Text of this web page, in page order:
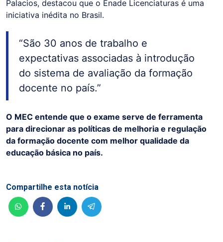
Palacios, destacou que o Enade Licenciaturas é uma
iniciativa inédita no Brasil.
“São 30 anos de trabalho e
expectativas associadas à introdução
do sistema de avaliação da formação
docente no país.”
O MEC entende que o exame serve de ferramenta
para direcionar as políticas de melhoria e regulação
da formação docente com melhor qualidade da
educação básica no país.
Compartilhe esta notícia